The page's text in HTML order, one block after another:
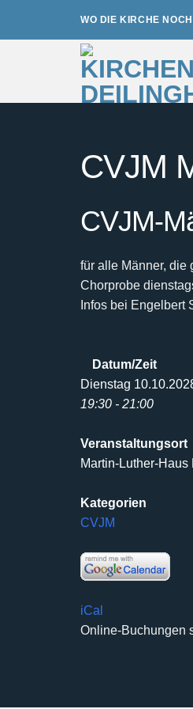
WO DIE KIRCHE
CVJM
CVJM-
für alle Männer, die
Chorprobe
Infos bei Engelbert
Datum/Zeit
Dienstag
19:30 - 21:00
Veranstaltungsort
Martin-Luther-
Kategorien
CVJM
iCal
Online-Buchungen